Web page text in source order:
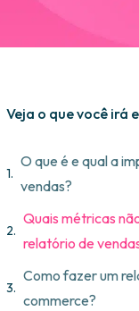
Veja o que você
O que é e qual a
vendas?
Quais métricas
relatório de
Como fazer um
commerce?